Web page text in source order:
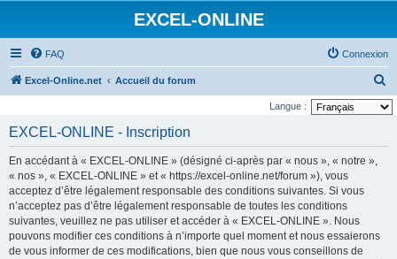
EXCEL-ONLINE
FAQ Connexion
Excel-Online.net Accueil du forum
e
Langue :
EXCEL-ONLINE - Inscription
En accédant à « EXCEL-ONLINE » (désigné ci-après par « nous », « notre »,
« nos », « EXCEL-ONLINE » et « https://excel-online.net/forum »), vous
acceptez d’être légalement responsable des conditions suivantes. Si vous
n’acceptez pas d’être légalement responsable de toutes les conditions
suivantes, veuillez ne pas utiliser et accéder à « EXCEL-ONLINE ». Nous
pouvons modifier ces conditions à n’importe quel moment et nous essaierons
de vous informer de ces modifications, bien que nous vous conseillons de